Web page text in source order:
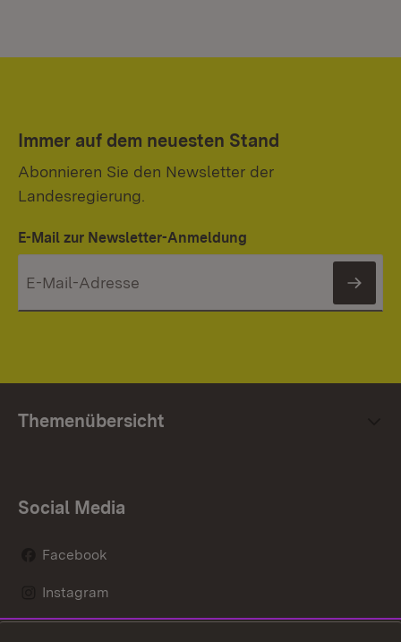
Immer auf dem neuesten Stand
Abonnieren Sie den Newsletter der
Landesregierung.
E-Mail zur Newsletter-Anmeldung
Themenübersicht
Social Media
Facebook
Instagram